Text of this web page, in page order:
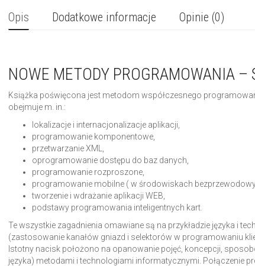
Opis Dodatkowe informacje Opinie (0)
NOWE METODY PROGRAMOWANIA –
Książka poświęcona jest metodom współczesnego
obejmuje m. in.:
lokalizacje i internacjonalizacje aplikacji,
programowanie komponentowe,
przetwarzanie XML,
oprogramowanie dostępu do baz danych,
programowanie rozproszone,
programowanie mobilne ( w środowiskach
tworzenie i wdrażanie aplikacji WEB,
podstawy programowania inteligentnych kart.
Te wszystkie zagadnienia omawiane są na przykładzie języka i
(zastosowanie kanałów gniazd i selektorów w programowaniu
Istotny nacisk położono na opanowanie pojęć, koncepcji,
języka) metodami i technologiami informatycznymi. Połączenie